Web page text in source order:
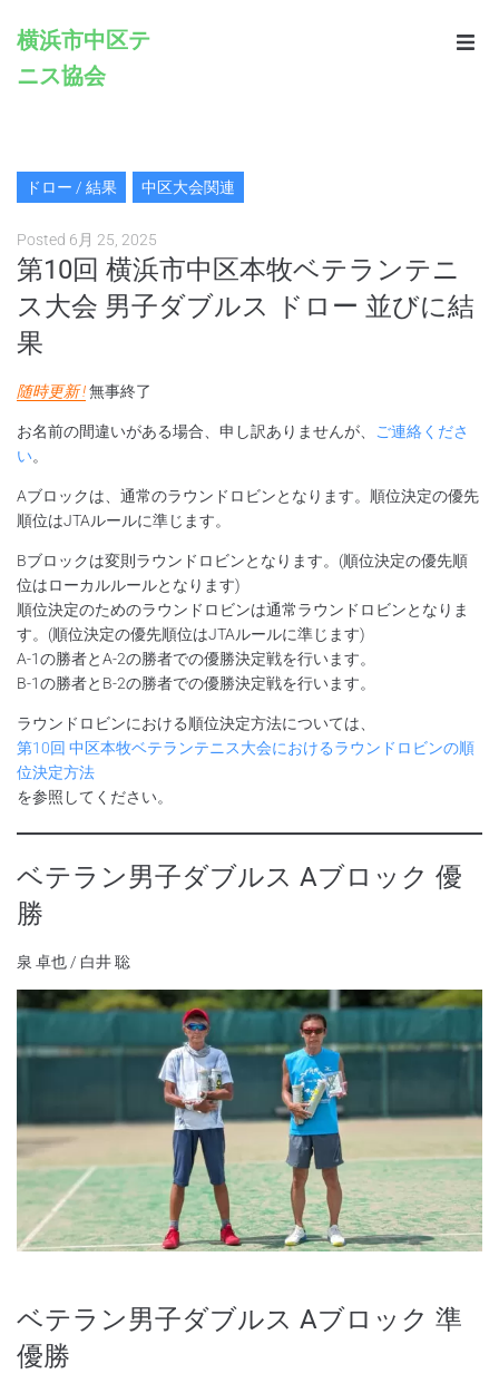
横浜市中区テ
ニス協会
Rules
Registration
Links
ドロー / 結果 中区大会関連
Posted 6月 25, 2025
第10回 横浜市中区本牧ベテランテニ
ス大会 男子ダブルス ドロー 並びに結
果
随時更新 !無事終了
お名前の間違いがある場合、申し訳ありませんが、
ご連絡くださ
い。
Aブロックは、通常のラウンドロビンとなります。順位決定の優先
順位はJTAルールに準じます。
Bブロックは変則ラウンドロビンとなります。(順位決定の優先順
位はローカルルールとなります)
順位決定のためのラウンドロビンは通常ラウンドロビンとなりま
す。(順位決定の優先順位はJTAルールに準じます)
A-1の勝者とA-2の勝者での優勝決定戦を行います。
B-1の勝者とB-2の勝者での優勝決定戦を行います。
ラウンドロビンにおける順位決定方法については、
第10回 中区本牧ベテランテニス大会におけるラウンドロビンの順
位決定方法
を参照してください。
ベテラン男子ダブルス Aブロック 優
勝
泉 卓也 / 白井 聡
ベテラン男子ダブルス Aブロック 準
優勝